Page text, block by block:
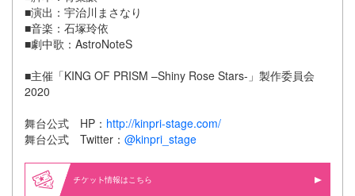
■演出：宇治川まさなり
■音楽：石塚玲依
■劇中歌：AstroNoteS
■主催「KING OF PRISM –Shiny Rose Stars-」製作委員会
2020
舞台公式 HP： http://kinpri-stage.com/
舞台公式 Twitter： @kinpri_stage
情報はこちら